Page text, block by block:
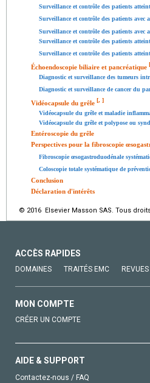
Surveillance et contrôle des patients
Surveillance et contrôle des patients
Surveillance et contrôle des patients avec
Surveillance et contrôle des patients
Surveillance et contrôle des patients
Échoendoscopie biliaire et pancréatique [
Diagnostic et surveillance des tumeurs
Diagnostic et surveillance de cancer du
Vidéocapsule du grêle [, ]
Vidéocapsule du grêle et maladie
Vidéocapsule du grêle et polypose ou
Entéroscopie du grêle
Perspectives pour la fibroscopie
Fibroscopie œsogastroduodénale
Coloscopie totale systématique de
Conclusion
Déclaration d'intérêts
© 2016 Elsevier Masson SAS. Tous
ACCÈS RAPIDES
DOMAINES TRAITÉS EMC REVUES
MON COMPTE
CRÉER UN COMPTE
AIDE & SUPPORT
Contactez-nous / FAQ